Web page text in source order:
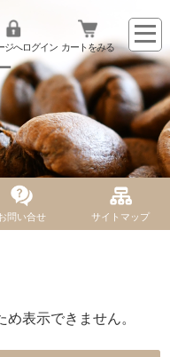
ジへログイン カートをみる
問い合せ サイトマップ
表示できません。